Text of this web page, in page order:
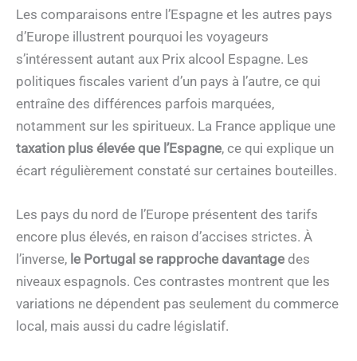
Les comparaisons entre l’Espagne et les autres pays
d’Europe illustrent pourquoi les voyageurs
s’intéressent autant aux Prix alcool Espagne. Les
politiques fiscales varient d’un pays à l’autre, ce qui
entraîne des différences parfois marquées,
notamment sur les spiritueux. La France applique une
taxation plus élevée que l’Espagne, ce qui explique un
écart régulièrement constaté sur certaines bouteilles.
Les pays du nord de l’Europe présentent des tarifs
encore plus élevés, en raison d’accises strictes. À
l’inverse, le Portugal se rapproche davantage des
niveaux espagnols. Ces contrastes montrent que les
variations ne dépendent pas seulement du commerce
local, mais aussi du cadre législatif.